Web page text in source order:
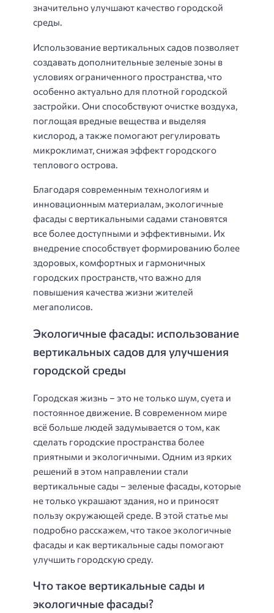
значительно улучшают качество городской
среды.
Использование вертикальных садов позволяет
создавать дополнительные зеленые зоны в
условиях ограниченного пространства, что
особенно актуально для плотной городской
застройки. Они способствуют очистке воздуха,
поглощая вредные вещества и выделяя
кислород, а также помогают регулировать
микроклимат, снижая эффект городского
теплового острова.
Благодаря современным технологиям и
инновационным материалам, экологичные
фасады с вертикальными садами становятся
все более доступными и эффективными. Их
внедрение способствует формированию более
здоровых, комфортных и гармоничных
городских пространств, что важно для
повышения качества жизни жителей
мегаполисов.
Экологичные фасады: использование
вертикальных садов для улучшения
городской среды
Городская жизнь – это не только шум, суета и
постоянное движение. В современном мире
всё больше людей задумывается о том, как
сделать городские пространства более
приятными и экологичными. Одним из ярких
решений в этом направлении стали
вертикальные сады – зеленые фасады, которые
не только украшают здания, но и приносят
пользу окружающей среде. В этой статье мы
подробно расскажем, что такое экологичные
фасады и как вертикальные сады помогают
улучшить городскую среду.
Что такое вертикальные сады и
экологичные фасады?